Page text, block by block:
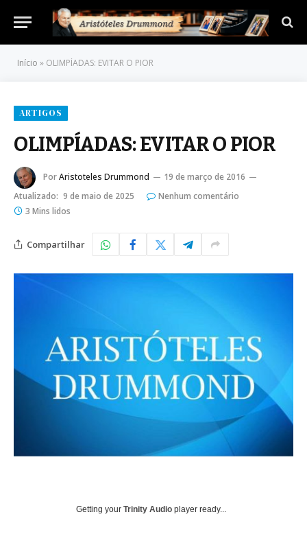
Início » OLIMPÍADAS: EVITAR O PIOR
ARTIGOS
OLIMPÍADAS: EVITAR O PIOR
PorAristoteles Drummond
19 de março de 2016
Atualizado: 9 de maio de 2025
Nenhum comentário
3 Mins lidos
Compartilhar
Getting your Trinity Audio player ready...